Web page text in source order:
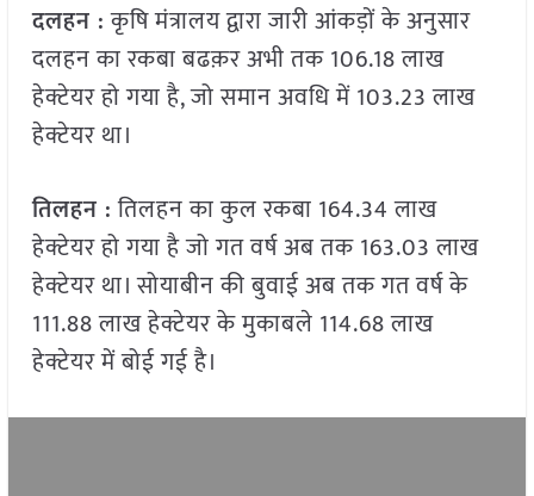
दलहन :कृषि मंत्रालय द्वारा जारी आंकड़ों के अनुसार
दलहन का रकबा बढक़र अभी तक 106.18 लाख
हेक्टेयर हो गया है, जो समान अवधि में 103.23 लाख
हेक्टेयर था।
तिलहन :तिलहन का कुल रकबा 164.34 लाख
हेक्टेयर हो गया है जो गत वर्ष अब तक 163.03 लाख
हेक्टेयर था। सोयाबीन की बुवाई अब तक गत वर्ष के
111.88 लाख हेक्टेयर के मुकाबले 114.68 लाख
हेक्टेयर में बोई गई है।